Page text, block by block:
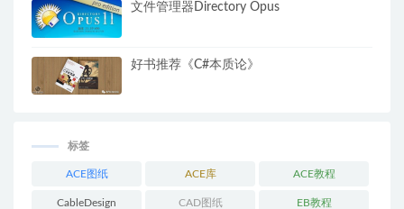
文件管理器Directory Opus
好书推荐《C#本质论》
标签
ACE图纸 ACE库 ACE教程
CableDesign CAD图纸 EB教程